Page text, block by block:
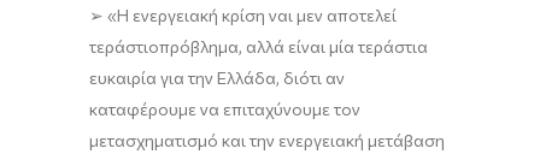
➢ «Η ενεργειακή κρίση ναι μεν αποτελεί
τεράστιοπρόβλημα, αλλά είναι μία τεράστια
ευκαιρία για την Ελλάδα, διότι αν
καταφέρουμε να επιταχύνουμε τον
μετασχηματισμό και την ενεργειακή μετάβαση